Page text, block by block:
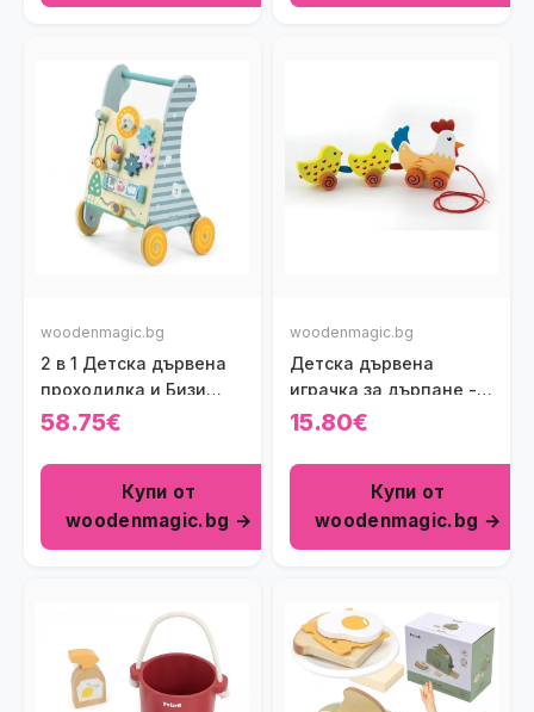
woodenmagic.bg
2 в 1 Детска дървена
проходилка и Бизи
борд Polar B Viga toys
58.75€
Купи от
woodenmagic.bg →
woodenmagic.bg
Детска дървена
играчка за дърпане -
Кокошка с пиленца
15.80€
Купи от
woodenmagic.bg →